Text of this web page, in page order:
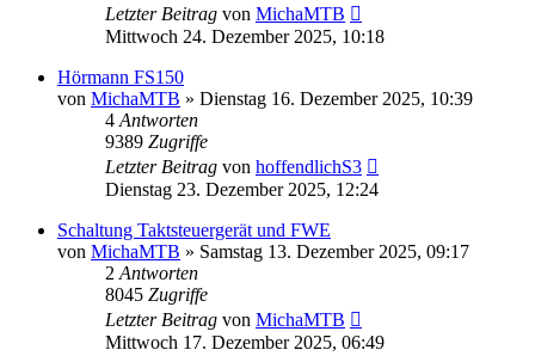
Letzter Beitrag von MichaMTB
Mittwoch 24. Dezember 2025, 10:18
Hörmann FS150
von MichaMTB » Dienstag 16. Dezember 2025, 10:39
4 Antworten
9389 Zugriffe
Letzter Beitrag von hoffendlichS3
Dienstag 23. Dezember 2025, 12:24
Schaltung Taktsteuergerät und FWE
von MichaMTB » Samstag 13. Dezember 2025, 09:17
2 Antworten
8045 Zugriffe
Letzter Beitrag von MichaMTB
Mittwoch 17. Dezember 2025, 06:49